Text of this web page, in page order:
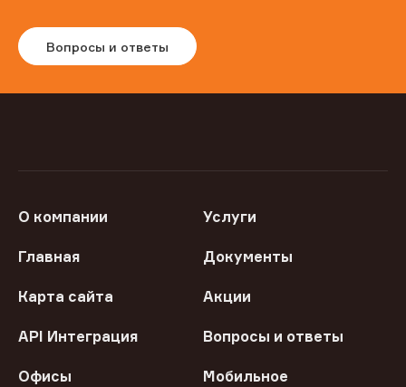
Вопросы и ответы
О компании Услуги
Главная Документы
Карта сайта Акции
API Интеграция Вопросы и ответы
Офисы
Мобильное